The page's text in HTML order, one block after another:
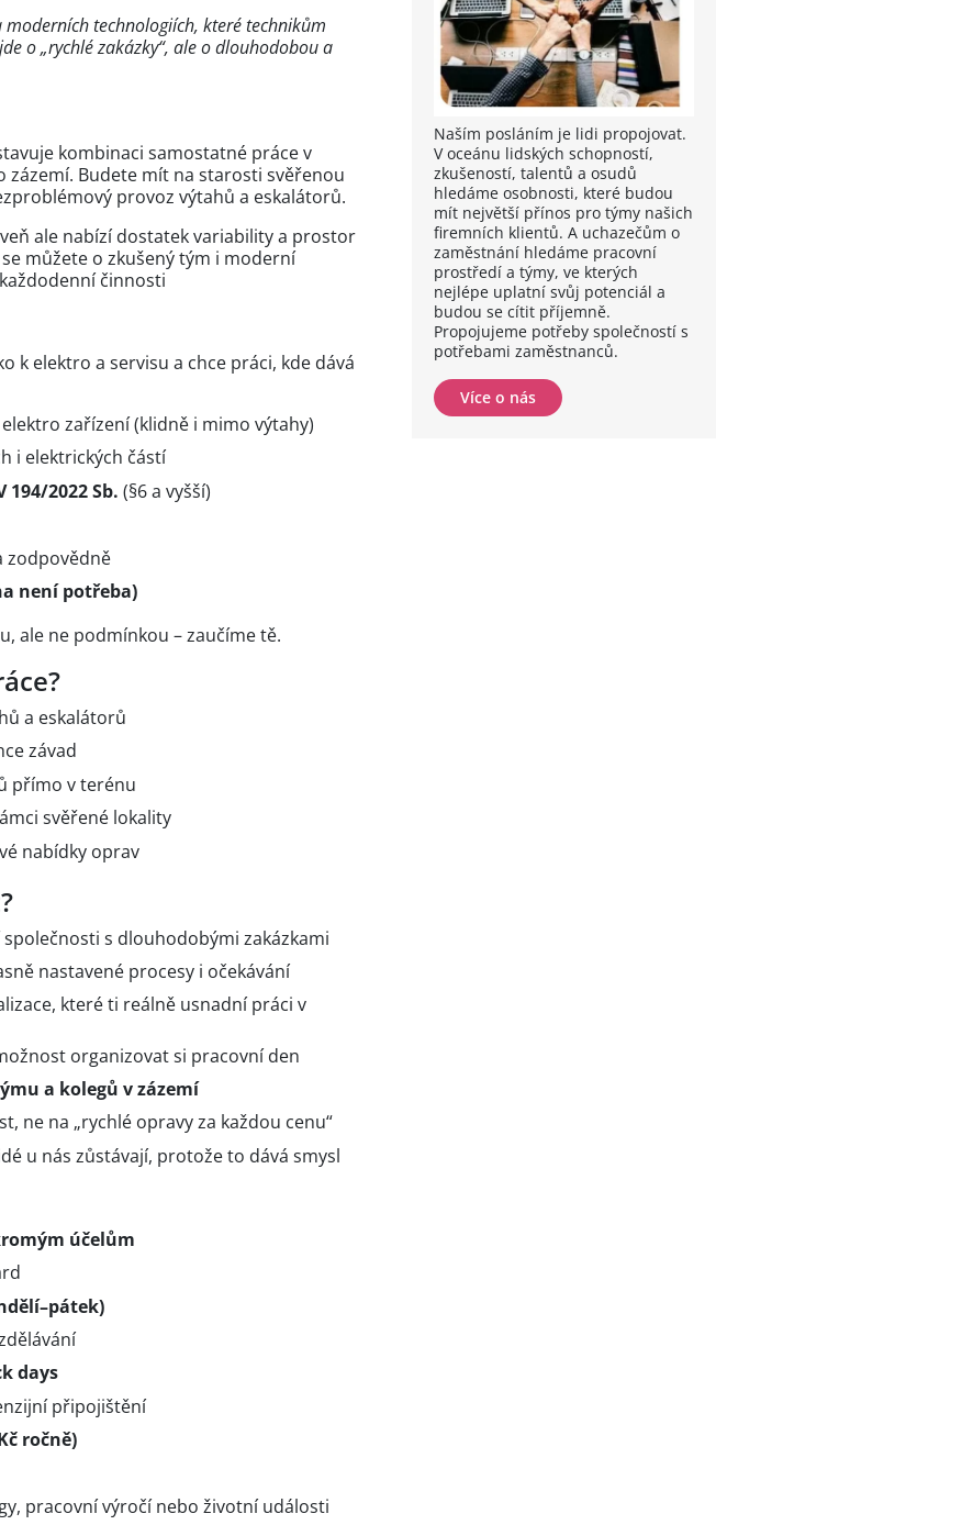
Naším posláním je lidi propojovat.
V oceánu lidských schopností,
zkušeností, talentů a osudů
hledáme osobnosti, které budou
mít největší přínos pro týmy našich
firemních klientů. A uchazečům o
zaměstnání hledáme pracovní
prostředí a týmy, ve kterých
nejlépe uplatní svůj potenciál a
budou se cítit příjemně.
Propojujeme potřeby společností s
potřebami zaměstnanců.
Více o nás
technologiích, které technikům
o „rychlé zakázky“, ale o dlouhodobou a
kombinaci samostatné práce v
Budete mít na starosti svěřenou
provoz výtahů a eskalátorů.
ale nabízí dostatek variability a prostor
můžete o zkušený tým i moderní
činnosti
k elektro a servisu a chce práci, kde dává
zařízení (klidně i mimo výtahy)
i elektrických částí
194/2022 Sb. (§6 a vyšší)
zodpovědně
není potřeba)
ale ne podmínkou – zaučíme tě.
a eskalátorů
závad
přímo v terénu
svěřené lokality
nabídky oprav
s dlouhodobými zakázkami
nastavené procesy i očekávání
které ti reálně usnadní práci v
organizovat si pracovní den
a kolegů v zázemí
ne na „rychlé opravy za každou cenu“
u nás zůstávají, protože to dává smysl
účelům
days
připojištění
ročně)
pracovní výročí nebo životní události